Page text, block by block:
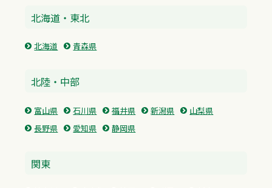
北海道・東北
北海道 青森県
北陸・中部
富山県 石川県 福井県 新潟県
山梨県
長野県
愛知県 静岡県
関東